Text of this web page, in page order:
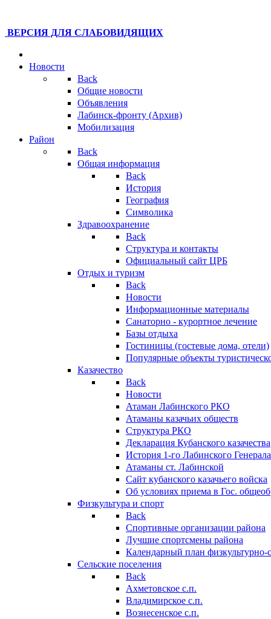
ВЕРСИЯ ДЛЯ СЛАБОВИДЯЩИХ
Новости
Back
Общие новости
Объявления
Лабинск-фронту (Архив)
Мобилизация
Район
Back
Общая информация
Back
История
География
Символика
Здравоохранение
Back
Структура и контакты
Официальный сайт ЦРБ
Отдых и туризм
Back
Новости
Информационные материалы
Санаторно - курортное лечение
Базы отдыха
Гостиницы (гостевые дома, отели)
Популярные объекты
Казачество
Back
Новости
Атаман Лабинского РКО
Атаманы казачьих обществ
Структура РКО
Декларация Кубанского казачества
История 1-го Лабинского
Атаманы ст. Лабинской
Cайт кубанского казачьего войска
Об условиях приема в Гос.
Физкультура и спорт
Back
Спортивные организации района
Лучшие спортсмены района
Календарный план
Сельские поселения
Back
Ахметовское с.п.
Владимирское с.п.
Вознесенское с.п.